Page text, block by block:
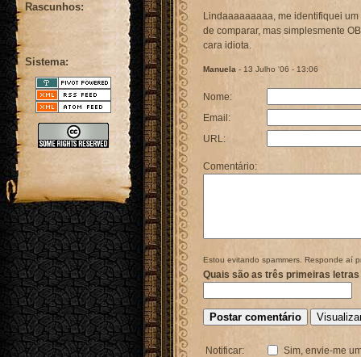
Rascunhos:
Sistema:
Lindaaaaaaaaa, me identifiquei
de comparar, mas simplesmente
cara idiota.
Manuela - 13 Julho '06 - 13:06
Nome:
Email:
URL:
Comentário:
Estou evitando spammers. Responde aí
Quais são as três primeiras
Notificar:
Sim, envie-me